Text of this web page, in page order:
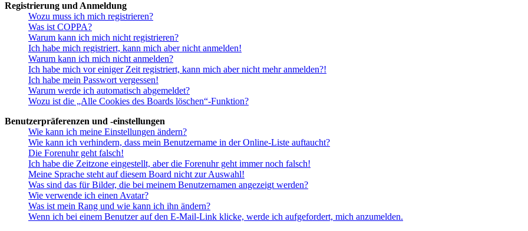
Registrierung und Anmeldung
Wozu muss ich mich registrieren?
Was ist COPPA?
Warum kann ich mich nicht registrieren?
Ich habe mich registriert, kann mich aber nicht anmelden!
Warum kann ich mich nicht anmelden?
Ich habe mich vor einiger Zeit registriert, kann mich aber nicht mehr anmelden?!
Ich habe mein Passwort vergessen!
Warum werde ich automatisch abgemeldet?
Wozu ist die „Alle Cookies des Boards löschen“-Funktion?
Benutzerpräferenzen und -einstellungen
Wie kann ich meine Einstellungen ändern?
Wie kann ich verhindern, dass mein Benutzername in der Online-Liste auftaucht?
Die Forenuhr geht falsch!
Ich habe die Zeitzone eingestellt, aber die Forenuhr geht immer noch falsch!
Meine Sprache steht auf diesem Board nicht zur Auswahl!
Was sind das für Bilder, die bei meinem Benutzernamen angezeigt werden?
Wie verwende ich einen Avatar?
Was ist mein Rang und wie kann ich ihn ändern?
Wenn ich bei einem Benutzer auf den E-Mail-Link klicke, werde ich aufgefordert, mich anzumelden.